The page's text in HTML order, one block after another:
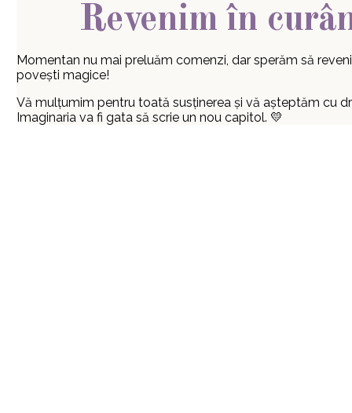
Revenim în
Momentan nu mai preluăm comenzi, dar sperăm să
povești magice!
Vă mulțumim pentru toată susținerea și vă așteptăm cu
Imaginaria va fi gata să scrie un nou capitol. 💛